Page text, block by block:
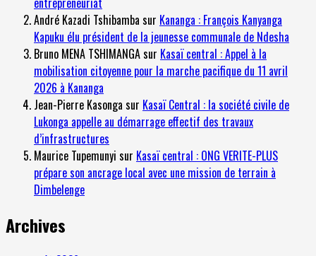
André Kazadi Tshibamba sur Kananga : François Kanyanga
Kapuku élu président de la jeunesse communale de Ndesha
Bruno MENA TSHIMANGAsur Kasaï central : Appel à la
mobilisation citoyenne pour la marche pacifique du 11 avril
2026 à Kananga
Jean-Pierre Kasonga sur Kasaï Central : la société civile de
Lukonga appelle au démarrage effectif des travaux
d’infrastructures
Maurice Tupemunyi sur Kasaï central : ONG VERITE-PLUS
prépare son ancrage local avec une mission de terrain à
Dimbelenge
Archives